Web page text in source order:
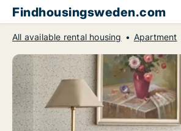
Findhousingsweden.com
All available rental housing Apartment